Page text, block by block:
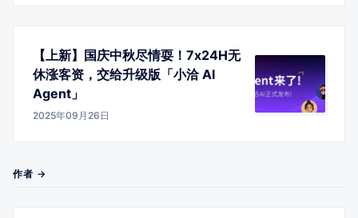
【上新】国庆中秋尽情耍！7x24H无
休涨客资，交给升级版「小洽 AI
Agent」
2025年09月26日
作者 →